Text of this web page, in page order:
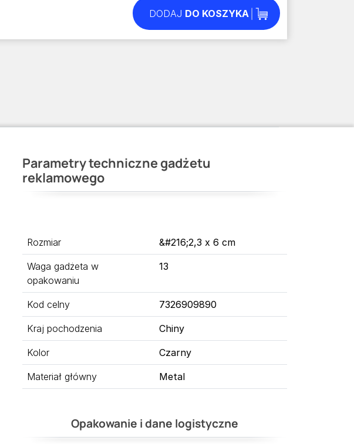
Parametry techniczne gadżetu
reklamowego
Rozmiar &#216;2,3 x 6 cm
Waga gadżeta w
opakowaniu
13
Kod celny 7326909890
Kraj pochodzenia Chiny
Kolor Czarny
Materiał główny Metal
Opakowanie i dane logistyczne
DODAJ DO KOSZYKA